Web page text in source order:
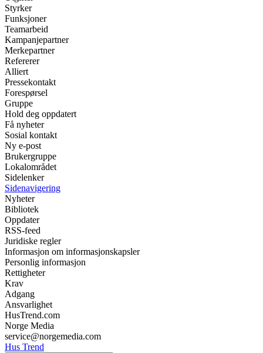
Styrker
Funksjoner
Teamarbeid
Kampanjepartner
Merkepartner
Refererer
Alliert
Pressekontakt
Forespørsel
Gruppe
Hold deg oppdatert
Få nyheter
Sosial kontakt
Ny e-post
Brukergruppe
Lokalområdet
Sidelenker
Sidenavigering
Nyheter
Bibliotek
Oppdater
RSS-feed
Juridiske regler
Informasjon om informasjonskapsler
Personlig informasjon
Rettigheter
Krav
Adgang
Ansvarlighet
HusTrend.com
Norge Media
service@norgemedia.com
Hus Trend